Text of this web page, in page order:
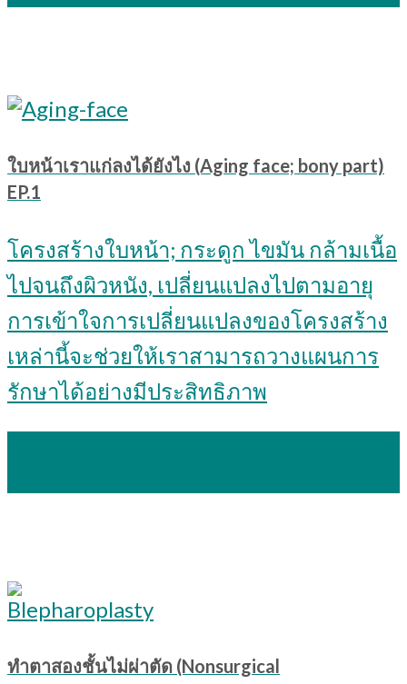
ใบหน้าเราแก่ลงได้ยังไง (Aging face; bony part)
EP.1
โครงสร้างใบหน้า; กระดูก ไขมัน กล้ามเนื้อ
ไปจนถึงผิวหนัง, เปลี่ยนแปลงไปตามอายุ
การเข้าใจการเปลี่ยนแปลงของโครงสร้าง
เหล่านี้จะช่วยให้เราสามารถวางแผนการ
รักษาได้อย่างมีประสิทธิภาพ
ทำตาสองชั้นไม่ผ่าตัด (Nonsurgical